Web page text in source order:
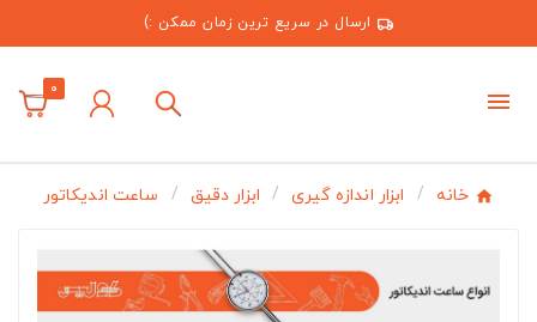
ارسال در سریع ترین زمان ممکن :)
0
خانه ابزار اندازه گیری ابزار دقیق ساعت اندیکاتور